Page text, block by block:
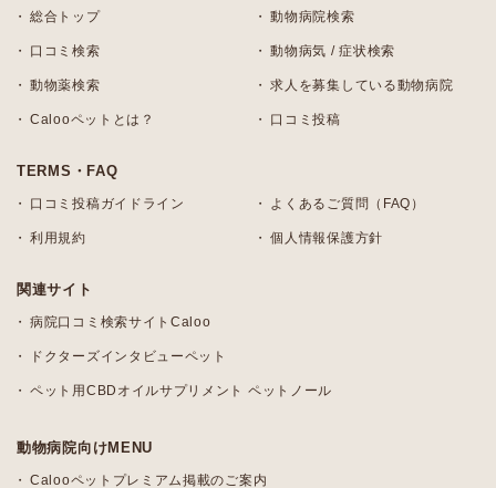
総合トップ 動物病院検索
口コミ検索 動物病気 / 症状検索
動物薬検索 求人を募集している動物病院
Calooペットとは？ 口コミ投稿
TERMS・FAQ
口コミ投稿ガイドライン よくあるご質問（FAQ）
利用規約 個人情報保護方針
関連サイト
病院口コミ検索サイトCaloo
ドクターズインタビューペット
ペット用CBDオイルサプリメント ペットノール
動物病院向けMENU
Calooペットプレミアム掲載のご案内